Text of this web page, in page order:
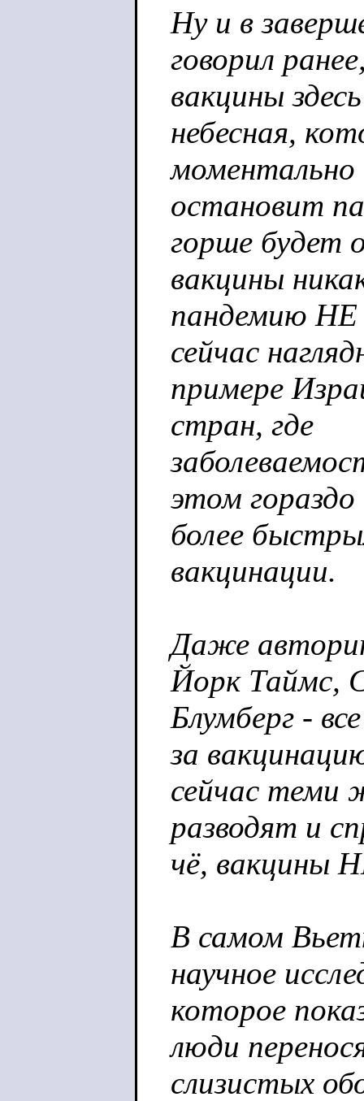
Ну и в
говорил
вакцины
небесная,
моментально
остановит
горше будет
вакцины
пандемию
сейчас
примере
стран, где
этом гораздо
более
вакцинации.
Даже
Йорк Таймс,
Блумберг -
за
сейчас теми
разводят и
чё, вакцины
В самом
научное
которое
люди
слизистых